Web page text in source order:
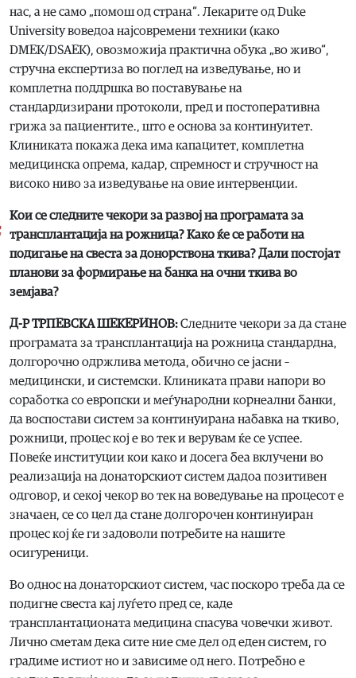
нас, а не само „помош од страна“. Лекарите од Duke
University воведоа најсовремени техники (како
DMEK/DSAEK), овозможија практична обука „во живо“,
стручна експертиза во поглед на изведување, но и
комплетна поддршка во поставување на
стандардизирани протоколи, пред и постоперативна
грижа за пациентите., што е основа за континуитет.
Клиниката покажа дека има капацитет, комплетна
медицинска опрема, кадар, спремност и стручност на
високо ниво за изведување на овие интервенции.
Кои се следните чекори за развој на програмата за
трансплантација на рожница? Како ќе се работи на
подигање на свеста за донорствона ткива? Дали постојат
планови за формирање на банка на очни ткива во
земјава?
Д-Р ТРПЕВСКА ШЕКЕРИНОВ:Следните чекори за да стане
програмата за трансплантација на рожница стандардна,
долгорочно одржлива метода, обично се јасни –
медицински, и системски. Клиниката прави напори во
соработка со европски и меѓународни корнеални банки,
да воспостави систем за континуирана набавка на ткиво,
рожници, процес кој е во тек и верувам ќе се успее.
Повеќе институции кои како и досега беа вклучени во
реализација на донаторскиот систем дадоа позитивен
одговор, и секој чекор во тек на воведување на процесот е
значаен, се со цел да стане долгорочен континуиран
процес кој ќе ги задоволи потребите на нашите
осигуреници.
Во однос на донаторскиот систем, час поскоро треба да се
подигне свеста кај луѓето пред се, каде
трансплантационата медицина спасува човечки живот.
Лично сметам дека сите ние сме дел од еден систем, го
градиме истиот но и зависиме од него. Потребно е